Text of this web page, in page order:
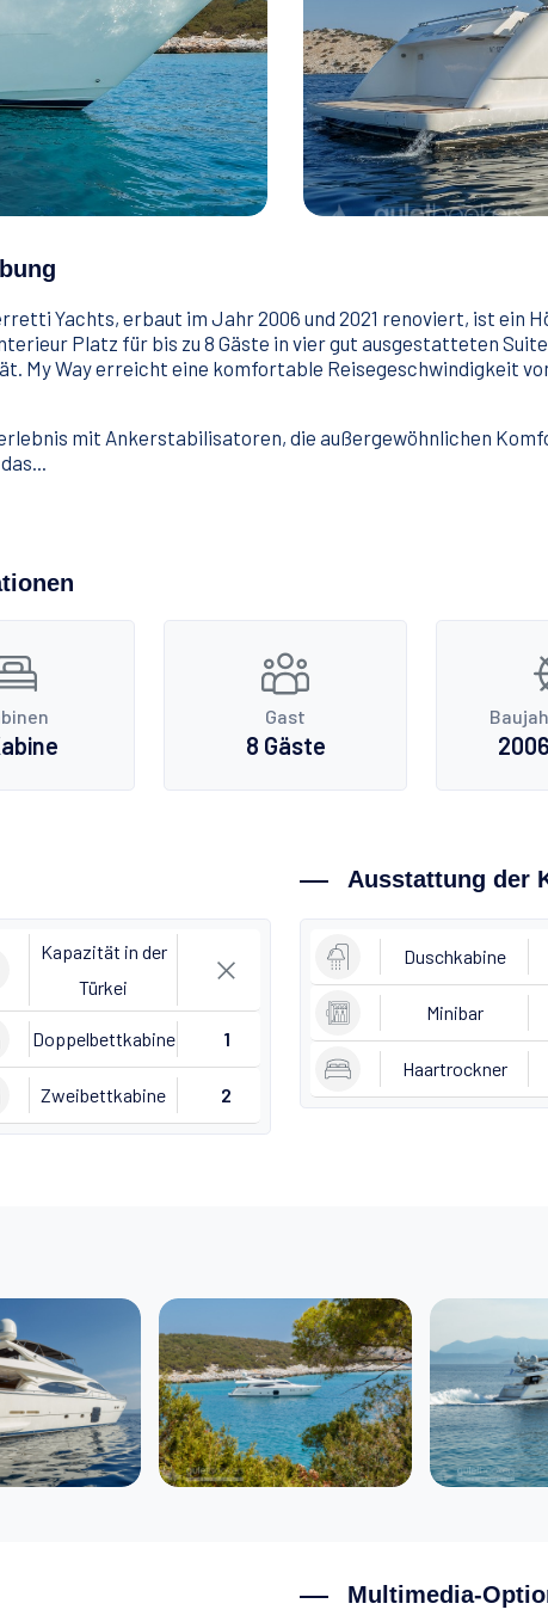
Yachts, erbaut im Jahr 2006 und 2021 renoviert, ist ein
Platz für bis zu 8 Gäste in vier gut ausgestatteten
My Way erreicht eine komfortable Reisegeschwindigkeit
mit Ankerstabilisatoren, die außergewöhnlichen
Gast
8 Gäste
Kapazität in der
Türkei
Doppelbettkabine 1
Zweibettkabine 2
Ausstattung der
Duschkabine
Minibar
Haartrockner
Multimedia-